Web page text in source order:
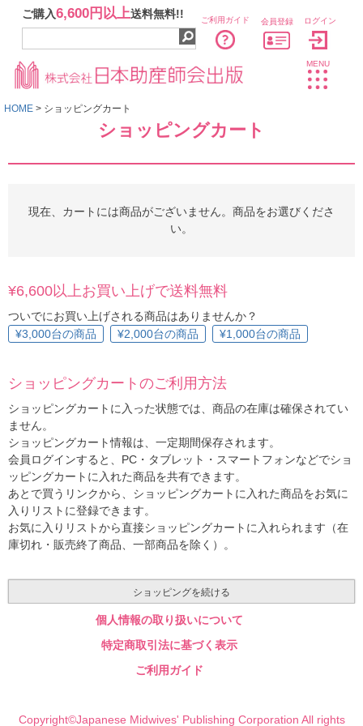
ご購入6,600円以上送料無料!! ご利用ガイド 会員登録 ログイン
MENU
HOME ショッピングカート
ショッピングカート
現在、カートには商品がございません。商品をお選びくださ
い。
¥6,600以上お買い上げで送料無料
ついでにお買い上げされる商品はありませんか？
¥3,000台の商品
¥2,000台の商品 ¥1,000台の商品
ショッピングカートのご利用方法
ショッピングカートに入った状態では、商品の在庫は確保されてい
ません。
ショッピングカート情報は、一定期間保存されます。
会員ログインすると、PC・タブレット・スマートフォンなどでショ
ッピングカートに入れた商品を共有できます。
あとで買うリンクから、ショッピングカートに入れた商品をお気に
入りリストに登録できます。
お気に入りリストから直接ショッピングカートに入れられます（在
庫切れ・販売終了商品、一部商品を除く）。
ショッピングを続ける
個人情報の取り扱いについて
特定商取引法に基づく表示
ご利用ガイド
Copyright©Japanese Midwives' Publishing Corporation All rights